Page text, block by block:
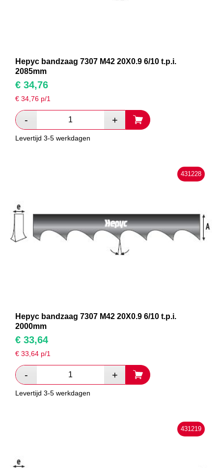
Hepyc bandzaag 7307 M42 20X0.9 6/10 t.p.i.
2085mm
€ 34,76
€34,76 p/1
Levertijd 3-5 werkdagen
431228
Hepyc bandzaag 7307 M42 20X0.9 6/10 t.p.i.
2000mm
€ 33,64
€33,64 p/1
Levertijd 3-5 werkdagen
431219